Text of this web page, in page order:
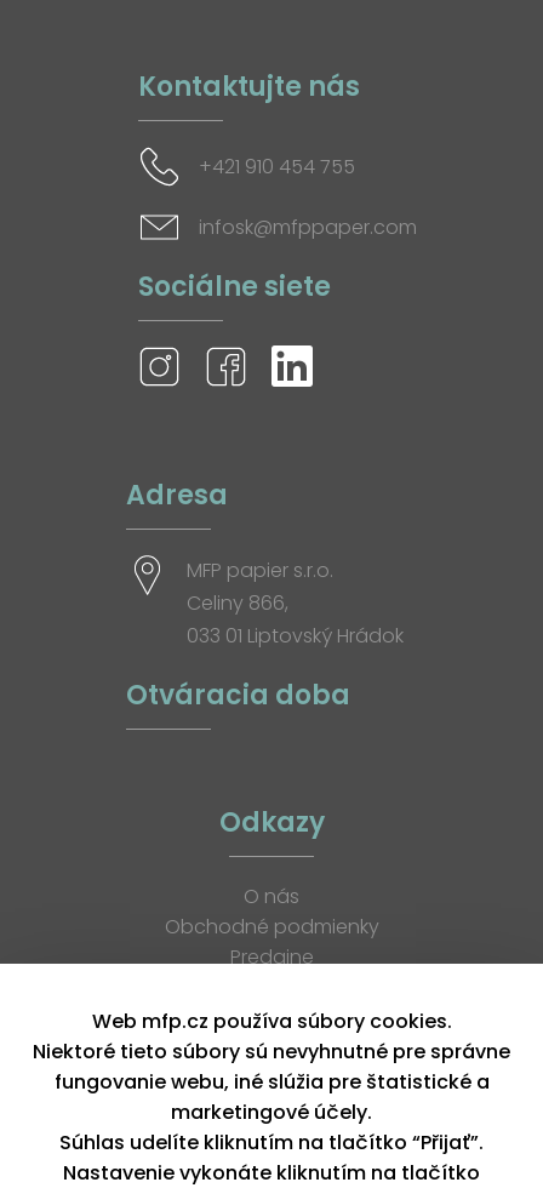
Kontaktujte nás
+421 910 454 755
infosk@mfppaper.com
Sociálne siete
Adresa
MFP papier s.r.o.
Celiny 866,
033 01 Liptovský Hrádok
Otváracia doba
Odkazy
O nás
Obchodné podmienky
Predajne
K stiahnutiu
Blog
Kontakt
Kariéra
XML feed
Web mfp.cz používa súbory cookies.
Niektoré tieto súbory sú nevyhnutné pre správne
fungovanie webu, iné slúžia pre štatistické a
marketingové účely.
Súhlas udelíte kliknutím na tlačítko “Přijať”.
Nastavenie vykonáte kliknutím na tlačítko